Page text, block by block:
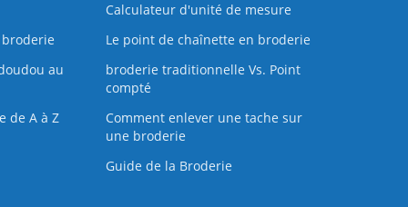
Calculateur d'unité de mesure
Le point de chaînette en broderie
au
broderie traditionnelle Vs. Point
compté
de A à Z
Comment enlever une tache sur
une broderie
Guide de la Broderie